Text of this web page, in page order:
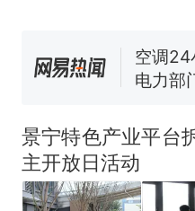
“不建
搜，网
汁，致
队上厕
人只有
非每架
那
因老师
人生
景宁特色产业平台
主开放日活动